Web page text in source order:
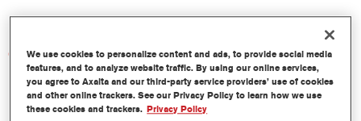
Características del producto
Product Variant
We use cookies to personalize content and ads, to provide social media
features, and to analyze website traffic. By using our online services,
you agree to Axalta and our third-party service providers’ use of cookies
and other online trackers. See our Privacy Policy to learn how we use
these cookies and trackers. Privacy Policy